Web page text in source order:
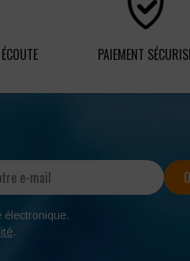
PAIEMENT
électronique.
.